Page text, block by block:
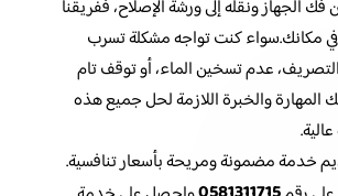
فك الجهاز ونقله إلى ورشة الإصلاح، ففريقنا
مكانك.سواء كنت تواجه مشكلة تسرب
عدم تسخين الماء، أو توقف تام
المهارة والخبرة اللازمة لحل جميع هذه
خدمة مضمونة ومريحة بأسعار تنافسية.